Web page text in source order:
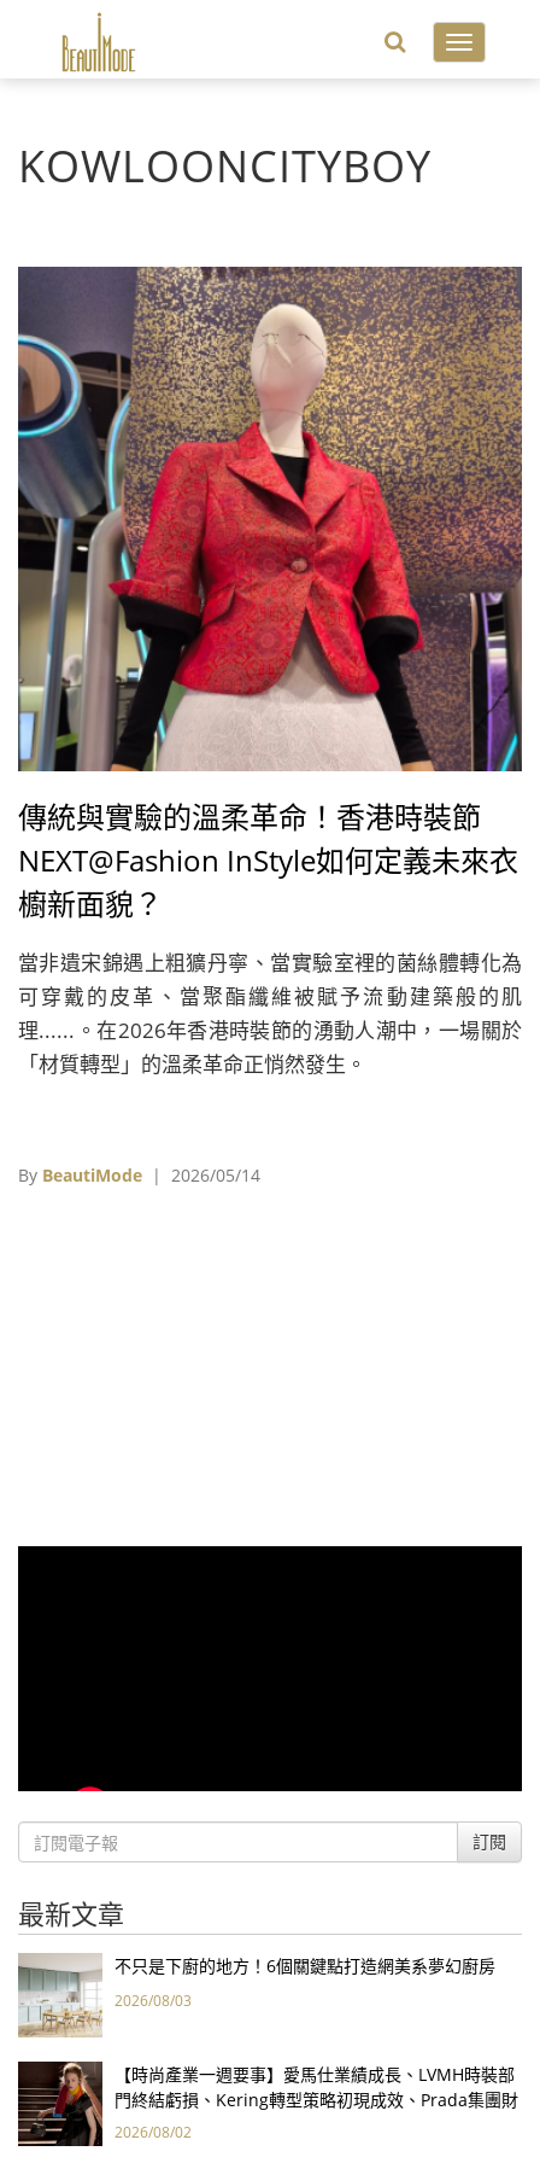
Toggle
KOWLOONCITYBOY
傳統與實驗的溫柔革命！香港時裝節
NEXT@Fashion InStyle如何定義未來衣
櫥新面貌？
當非遺宋錦遇上粗獷丹寧、當實驗室裡的菌絲體轉化為
可穿戴的皮革、當聚酯纖維被賦予流動建築般的肌
理......。在2026年香港時裝節的湧動人潮中，一場關於
「材質轉型」的溫柔革命正悄然發生。
By BeautiMode | 2026/05/14
訂閱
最新文章
不只是下廚的地方！6個關鍵點打造網美系夢幻廚房
2026/08/03
【時尚產業一週要事】愛馬仕業績成長、LVMH時裝部
門終結虧損、Kering轉型策略初現成效、Prada集團財
報亮眼
2026/08/02